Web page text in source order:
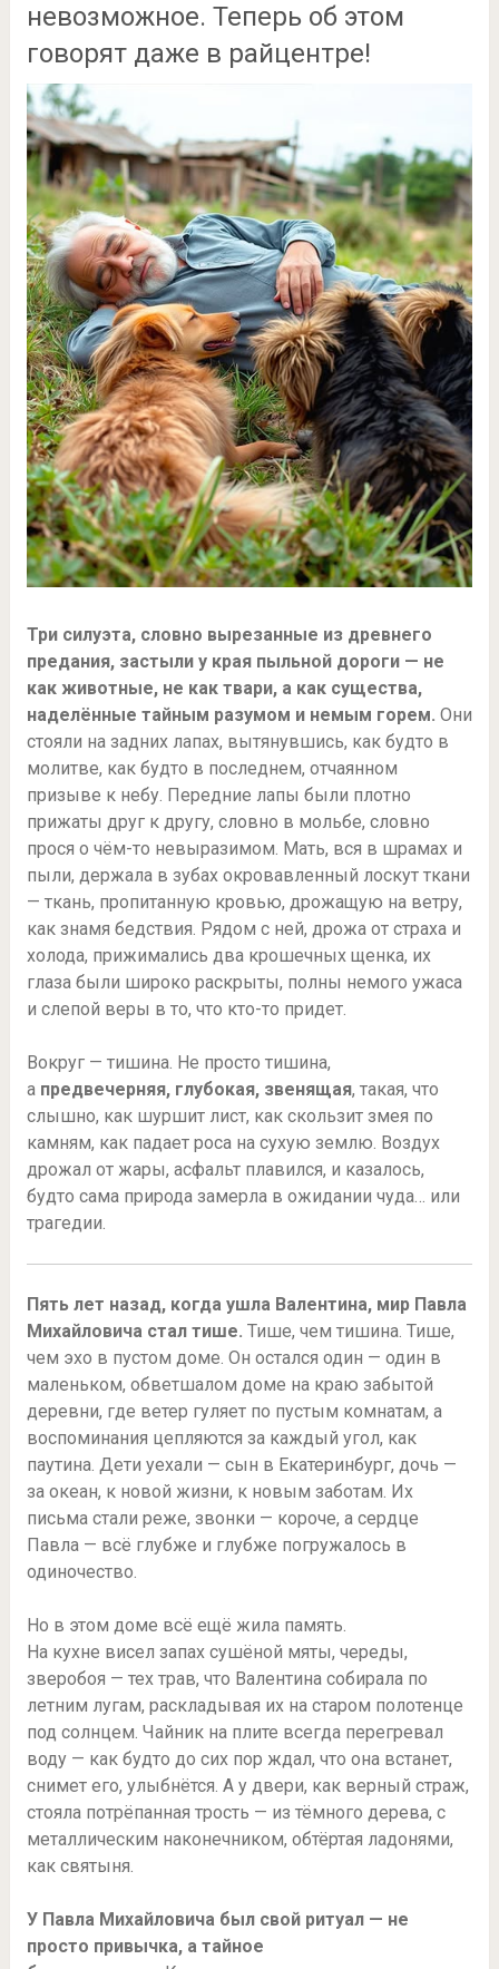
невозможное. Теперь об этом
говорят даже в райцентре!
Три силуэта, словно вырезанные из древнего
предания, застыли у края пыльной дороги — не
как животные, не как твари, а как существа,
наделённые тайным разумом и немым горем. Они
стояли на задних лапах, вытянувшись, как будто в
молитве, как будто в последнем, отчаянном
призыве к небу. Передние лапы были плотно
прижаты друг к другу, словно в мольбе, словно
прося о чём-то невыразимом. Мать, вся в шрамах и
пыли, держала в зубах окровавленный лоскут ткани
— ткань, пропитанную кровью, дрожащую на ветру,
как знамя бедствия. Рядом с ней, дрожа от страха и
холода, прижимались два крошечных щенка, их
глаза были широко раскрыты, полны немого ужаса
и слепой веры в то, что кто-то придет.
Вокруг — тишина. Не просто тишина,
а предвечерняя, глубокая, звенящая, такая, что
слышно, как шуршит лист, как скользит змея по
камням, как падает роса на сухую землю. Воздух
дрожал от жары, асфальт плавился, и казалось,
будто сама природа замерла в ожидании чуда… или
трагедии.
Пять лет назад, когда ушла Валентина, мир Павла
Михайловича стал тише. Тише, чем тишина. Тише,
чем эхо в пустом доме. Он остался один — один в
маленьком, обветшалом доме на краю забытой
деревни, где ветер гуляет по пустым комнатам, а
воспоминания цепляются за каждый угол, как
паутина. Дети уехали — сын в Екатеринбург, дочь —
за океан, к новой жизни, к новым заботам. Их
письма стали реже, звонки — короче, а сердце
Павла — всё глубже и глубже погружалось в
одиночество.
Но в этом доме всё ещё жила память.
На кухне висел запах сушёной мяты, череды,
зверобоя — тех трав, что Валентина собирала по
летним лугам, раскладывая их на старом полотенце
под солнцем. Чайник на плите всегда перегревал
воду — как будто до сих пор ждал, что она встанет,
снимет его, улыбнётся. А у двери, как верный страж,
стояла потрёпанная трость — из тёмного дерева, с
металлическим наконечником, обтёртая ладонями,
как святыня.
У Павла Михайловича был свой ритуал — не
просто привычка, а тайное